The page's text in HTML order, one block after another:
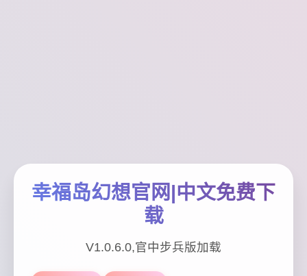
幸福岛幻想官网|中文免费下
载
V1.0.6.0,官中步兵版加载